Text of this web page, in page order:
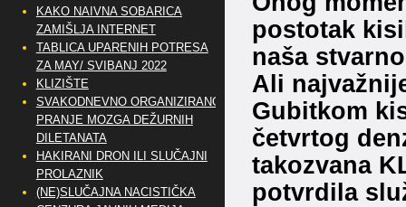
postotak
naša
Ali
Gubitkom
četvrtog
takozvana
potvrdila
KAKO NAIVNA SOBARICA
ZAMIŠLJA INTERNET
TABLICA UPARENIH POTRESA
ZA MAY/ SVIBANJ 2022
KLIZIŠTE
SVAKODNEVNO ORGANIZIRANO
PRANJE MOZGA DEŽURNIH
DILETANATA
HAKIRANI DRON ILI SLUČAJNI
PROLAZNIK
(NE)SLUČAJNA NACISTIČKA